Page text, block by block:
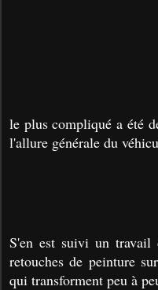
le plus compliqué a été
l'allure générale du
S'en est suivi un travail
retouches de peinture
qui transforment peu à